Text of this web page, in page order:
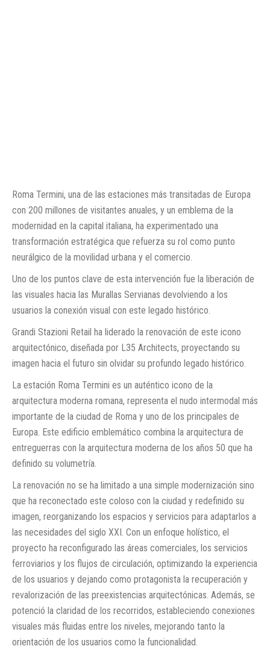
Roma Termini, una de las estaciones más transitadas de Europa
con 200 millones de visitantes anuales, y un emblema de la
modernidad en la capital italiana, ha experimentado una
transformación estratégica que refuerza su rol como punto
neurálgico de la movilidad urbana y el comercio.
Uno de los puntos clave de esta intervención fue la liberación de
las visuales hacia las Murallas Servianas devolviendo a los
usuarios la conexión visual con este legado histórico.
Grandi Stazioni Retail ha liderado la renovación de este icono
arquitectónico, diseñada por L35 Architects, proyectando su
imagen hacia el futuro sin olvidar su profundo legado histórico.
La estación Roma Termini es un auténtico icono de la
arquitectura moderna romana, representa el nudo intermodal más
importante de la ciudad de Roma y uno de los principales de
Europa. Este edificio emblemático combina la arquitectura de
entreguerras con la arquitectura moderna de los años 50 que ha
definido su volumetría.
La renovación no se ha limitado a una simple modernización sino
que ha reconectado este coloso con la ciudad y redefinido su
imagen, reorganizando los espacios y servicios para adaptarlos a
las necesidades del siglo XXI. Con un enfoque holístico, el
proyecto ha reconfigurado las áreas comerciales, los servicios
ferroviarios y los flujos de circulación, optimizando la experiencia
de los usuarios y dejando como protagonista la recuperación y
revalorización de las preexistencias arquitectónicas. Además, se
potenció la claridad de los recorridos, estableciendo conexiones
visuales más fluidas entre los niveles, mejorando tanto la
orientación de los usuarios como la funcionalidad.